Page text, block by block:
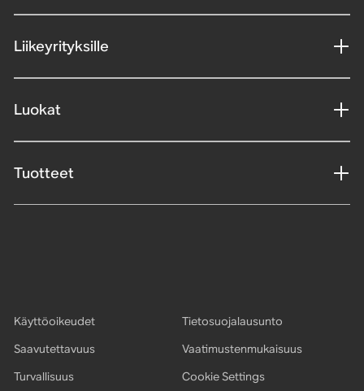
Liikeyrityksille
Luokat
Tuotteet
Käyttöoikeudet
Tietosuojalausunto
Saavutettavuus
Vaatimustenmukaisuus
Turvallisuus
Cookie Settings